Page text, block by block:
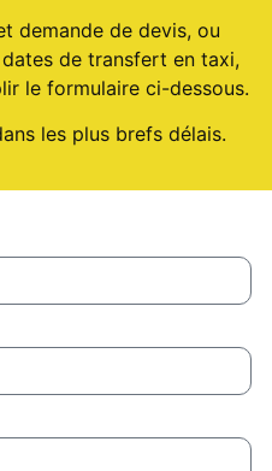
demande de devis, ou
de transfert en taxi,
le formulaire ci-dessous.
les plus brefs délais.